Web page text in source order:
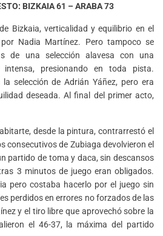
BIZKAIA 61 – ARABA 73
Bizkaia, verticalidad y equilibrio en el
Nadia Martínez. Pero tampoco se
de una selección alavesa con una
intensa, presionando en toda pista.
selección de Adrián Yáñez, pero era
deseada. Al final del primer acto,
desde la pintura, contrarrestó el
consecutivos de Zubiaga devolvieron el
partido de toma y daca, sin descansos
3 minutos de juego eran obligados.
pero costaba hacerlo por el juego sin
perdidos en errores no forzados de las
y el tiro libre que aprovechó sobre la
el 46-37, la máxima del partido